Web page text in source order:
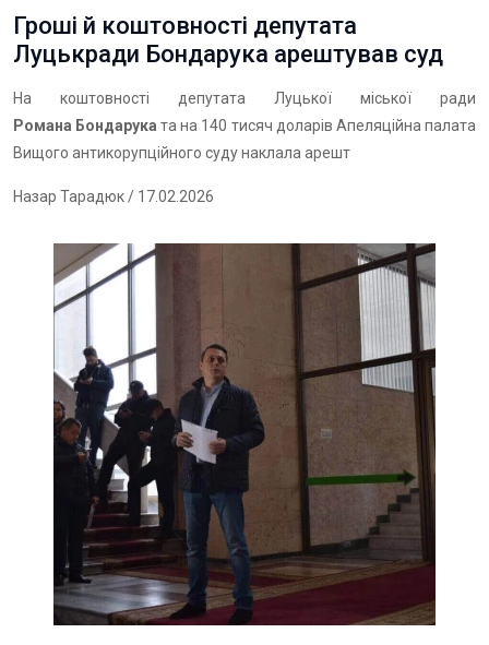
Гроші й коштовності депутата
Луцькради Бондарука арештував суд
На коштовності депутата Луцької міської ради
Романа Бондарука та на 140 тисяч доларів Апеляційна палата
Вищого антикорупційного суду наклала арешт
Назар Тарадюк/ 17.02.2026